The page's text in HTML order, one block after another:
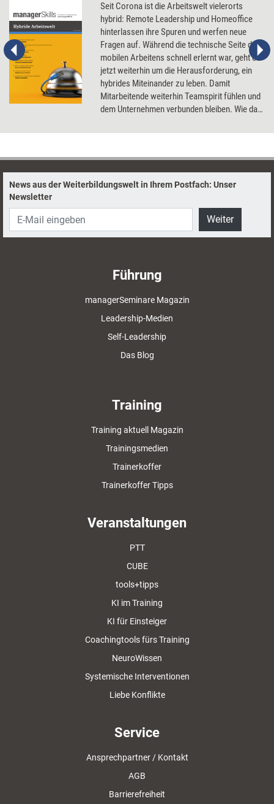
Seit Corona ist die Arbeitswelt vielerorts
hybrid: Remote Leadership und Homeoffice
hinterlassen ihre Spuren und werfen neue
Fragen auf. Während die technische Seite des
mobilen Arbeitens schnell erlernt war, geht es
jetzt weiterhin um die Herausforderung, ein
hybrides Miteinander zu leben. Damit
Mitarbeitende weiterhin Teamspirit fühlen und
dem Unternehmen verbunden bleiben. Wie das
neuen Ausgabe managerSkills.
News aus der Weiterbildungswelt in Ihrem Postfach: Unser
Newsletter
Weiter
Führung
managerSeminare Magazin
Leadership-Medien
Self-Leadership
Das Blog
Training
Training aktuell Magazin
Trainingsmedien
Trainerkoffer
Trainerkoffer Tipps
Veranstaltungen
PTT
CUBE
tools+tipps
KI im Training
KI für Einsteiger
Coachingtools fürs Training
NeuroWissen
Systemische Interventionen
Liebe Konflikte
Service
Ansprechpartner / Kontakt
AGB
Barrierefreiheit